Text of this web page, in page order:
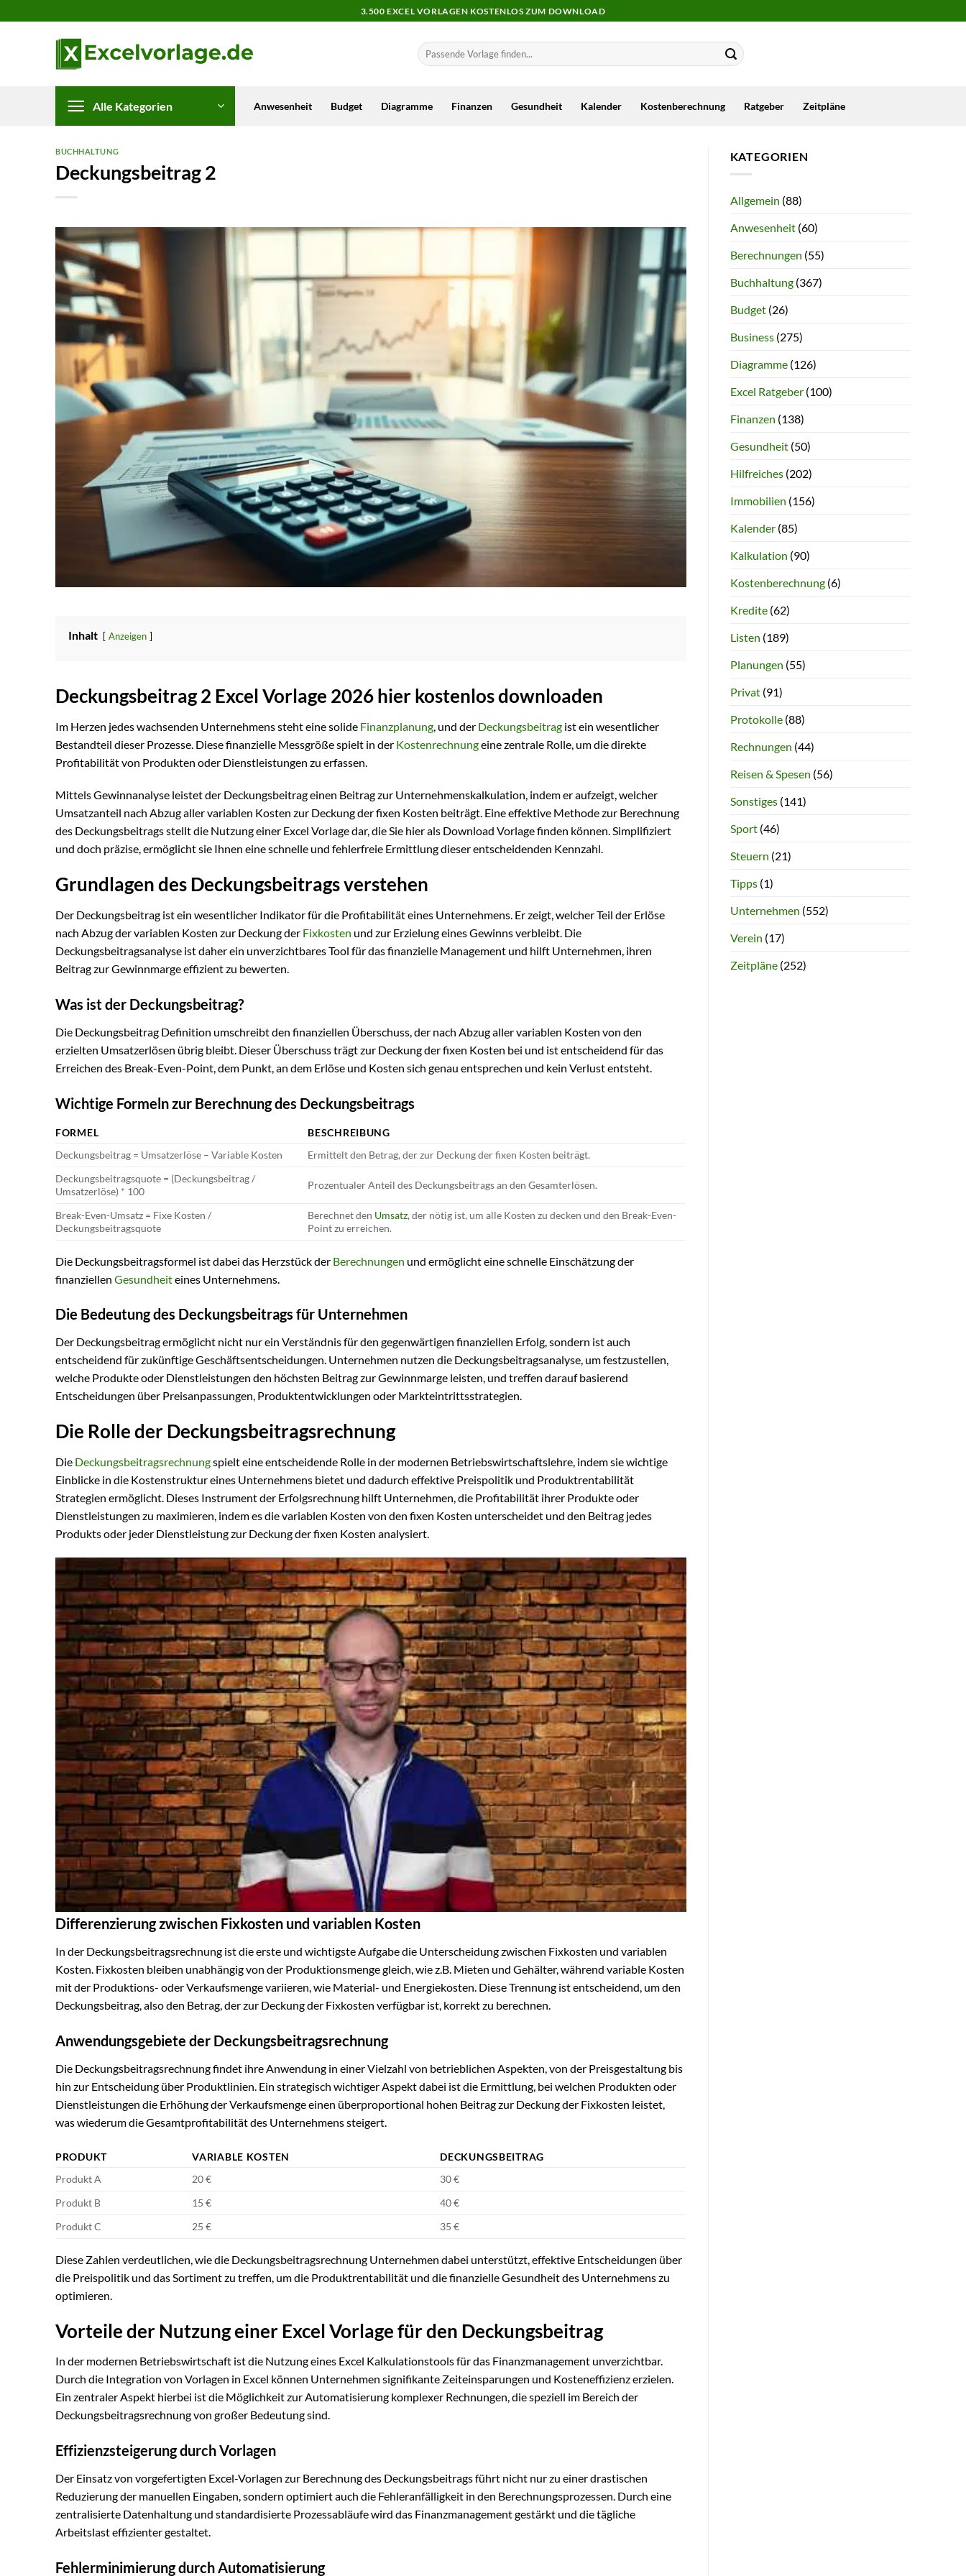
Inhalt
3.500 EXCEL VORLAGEN KOSTENLOS ZUM DOWNLOAD
Alle Kategorien Anwesenheit Budget Diagramme Finanzen Gesundheit Kalender Kostenberechnung Ratgeber Zeitpläne
BUCHHALTUNG
Deckungsbeitrag 2
Inhalt Anzeigen
Deckungsbeitrag 2 Excel Vorlage 2026 hier kostenlos downloaden
Im Herzen jedes wachsenden Unternehmens steht eine solide Finanzplanung , und der Deckungsbeitrag ist ein wesentlicher
Bestandteil dieser Prozesse. Diese finanzielle Messgröße spielt in der Kostenrechnungeine zentrale Rolle, um die direkte
Profitabilität von Produkten oder Dienstleistungen zu erfassen.
Mittels Gewinnanalyse leistet der Deckungsbeitrag einen Beitrag zur Unternehmenskalkulation, indem er aufzeigt, welcher
Umsatzanteil nach Abzug aller variablen Kosten zur Deckung der fixen Kosten beiträgt. Eine effektive Methode zur Berechnung
des Deckungsbeitrags stellt die Nutzung einer Excel Vorlage dar, die Sie hier als Download Vorlage finden können. Simplifiziert
und doch präzise, ermöglicht sie Ihnen eine schnelle und fehlerfreie Ermittlung dieser entscheidenden Kennzahl.
Grundlagen des Deckungsbeitrags verstehen
Der Deckungsbeitrag ist ein wesentlicher Indikator für die Profitabilität eines Unternehmens. Er zeigt, welcher Teil der Erlöse
nach Abzug der variablen Kosten zur Deckung der Fixkosten und zur Erzielung eines Gewinns verbleibt. Die
Deckungsbeitragsanalyse ist daher ein unverzichtbares Tool für das finanzielle Management und hilft Unternehmen, ihren
Beitrag zur Gewinnmarge effizient zu bewerten.
Was ist der Deckungsbeitrag?
Die Deckungsbeitrag Definition umschreibt den finanziellen Überschuss, der nach Abzug aller variablen Kosten von den
erzielten Umsatzerlösen übrig bleibt. Dieser Überschuss trägt zur Deckung der fixen Kosten bei und ist entscheidend für das
Erreichen des Break-Even-Point, dem Punkt, an dem Erlöse und Kosten sich genau entsprechen und kein Verlust entsteht.
Wichtige Formeln zur Berechnung des Deckungsbeitrags
FORMEL
BESCHREIBUNG
Deckungsbeitrag = Umsatzerlöse – Variable Kosten
Ermittelt den Betrag, der zur Deckung der fixen Kosten beiträgt.
Deckungsbeitragsquote = (Deckungsbeitrag /
Umsatzerlöse) * 100
Prozentualer Anteil des Deckungsbeitrags an den Gesamterlösen.
Break-Even-Umsatz = Fixe Kosten /
Deckungsbeitragsquote
Berechnet den Umsatz, der nötig ist, um alle Kosten zu decken und den Break-Even-
Point zu erreichen.
Die Deckungsbeitragsformel ist dabei das Herzstück der Berechnungen und ermöglicht eine schnelle Einschätzung der
finanziellen Gesundheiteines Unternehmens.
Die Bedeutung des Deckungsbeitrags für Unternehmen
Der Deckungsbeitrag ermöglicht nicht nur ein Verständnis für den gegenwärtigen finanziellen Erfolg, sondern ist auch
entscheidend für zukünftige Geschäftsentscheidungen. Unternehmen nutzen die Deckungsbeitragsanalyse, um festzustellen,
welche Produkte oder Dienstleistungen den höchsten Beitrag zur Gewinnmarge leisten, und treffen darauf basierend
Entscheidungen über Preisanpassungen, Produktentwicklungen oder Markteintrittsstrategien.
Die Rolle der Deckungsbeitragsrechnung
Die Deckungsbeitragsrechnungspielt eine entscheidende Rolle in der modernen Betriebswirtschaftslehre, indem sie wichtige
Einblicke in die Kostenstruktur eines Unternehmens bietet und dadurch effektive Preispolitik und Produktrentabilität
Strategien ermöglicht. Dieses Instrument der Erfolgsrechnung hilft Unternehmen, die Profitabilität ihrer Produkte oder
Dienstleistungen zu maximieren, indem es die variablen Kosten von den fixen Kosten unterscheidet und den Beitrag jedes
Produkts oder jeder Dienstleistung zur Deckung der fixen Kosten analysiert.
Differenzierung zwischen Fixkosten und variablen Kosten
In der Deckungsbeitragsrechnung ist die erste und wichtigste Aufgabe die Unterscheidung zwischen Fixkosten und variablen
Kosten. Fixkosten bleiben unabhängig von der Produktionsmenge gleich, wie z.B. Mieten und Gehälter, während variable Kosten
mit der Produktions- oder Verkaufsmenge variieren, wie Material- und Energiekosten. Diese Trennung ist entscheidend, um den
Deckungsbeitrag, also den Betrag, der zur Deckung der Fixkosten verfügbar ist, korrekt zu berechnen.
Anwendungsgebiete der Deckungsbeitragsrechnung
Die Deckungsbeitragsrechnung findet ihre Anwendung in einer Vielzahl von betrieblichen Aspekten, von der Preisgestaltung bis
hin zur Entscheidung über Produktlinien. Ein strategisch wichtiger Aspekt dabei ist die Ermittlung, bei welchen Produkten oder
Dienstleistungen die Erhöhung der Verkaufsmenge einen überproportional hohen Beitrag zur Deckung der Fixkosten leistet,
was wiederum die Gesamtprofitabilität des Unternehmens steigert.
PRODUKT VARIABLE KOSTEN
DECKUNGSBEITRAG
Produkt A
20 €
30 €
Produkt B
15 €
40 €
Produkt C
25 € 35 €
Diese Zahlen verdeutlichen, wie die Deckungsbeitragsrechnung Unternehmen dabei unterstützt, effektive Entscheidungen über
die Preispolitik und das Sortiment zu treffen, um die Produktrentabilität und die finanzielle Gesundheit des Unternehmens zu
optimieren.
Vorteile der Nutzung einer Excel Vorlage für den Deckungsbeitrag
In der modernen Betriebswirtschaft ist die Nutzung eines Excel Kalkulationstools für das Finanzmanagement unverzichtbar.
Durch die Integration von Vorlagen in Excel können Unternehmen signifikante Zeiteinsparungen und Kosteneffizienz erzielen.
Ein zentraler Aspekt hierbei ist die Möglichkeit zur Automatisierung komplexer Rechnungen, die speziell im Bereich der
Deckungsbeitragsrechnung von großer Bedeutung sind.
Effizienzsteigerung durch Vorlagen
Der Einsatz von vorgefertigten Excel-Vorlagen zur Berechnung des Deckungsbeitrags führt nicht nur zu einer drastischen
Reduzierung der manuellen Eingaben, sondern optimiert auch die Fehleranfälligkeit in den Berechnungsprozessen. Durch eine
zentralisierte Datenhaltung und standardisierte Prozessabläufe wird das Finanzmanagement gestärkt und die tägliche
Arbeitslast effizienter gestaltet.
Fehlerminimierung durch Automatisierung
KATEGORIEN
Allgemein (88)
Anwesenheit(60)
Berechnungen (55)
Buchhaltung(367)
Budget(26)
Business(275)
Diagramme(126)
Excel Ratgeber(100)
Finanzen (138)
Gesundheit(50)
Hilfreiches(202)
Immobilien (156)
Kalender(85)
Kalkulation (90)
Kostenberechnung(6)
Kredite(62)
Listen (189)
Planungen (55)
Privat(91)
Protokolle(88)
Rechnungen (44)
Reisen & Spesen (56)
Sonstiges(141)
Sport(46)
Steuern (21)
Tipps(1)
Unternehmen (552)
Verein (17)
Zeitpläne(252)